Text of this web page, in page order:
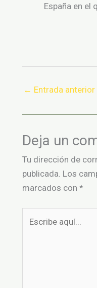
España en el
← Entrada anterior
Deja un
Tu dirección de
publicada. Los
marcados con *